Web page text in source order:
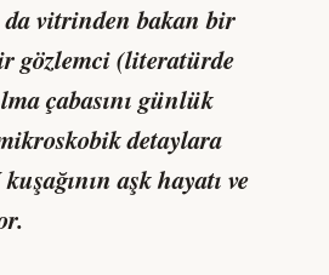
da vitrinden bakan bir
gözlemci (literatürde
çabasını günlük
detaylara
aşk hayatı ve